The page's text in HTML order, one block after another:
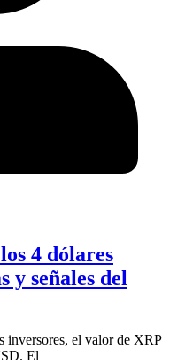
4 dólares
y señales del
inversores, el valor de XRP
El